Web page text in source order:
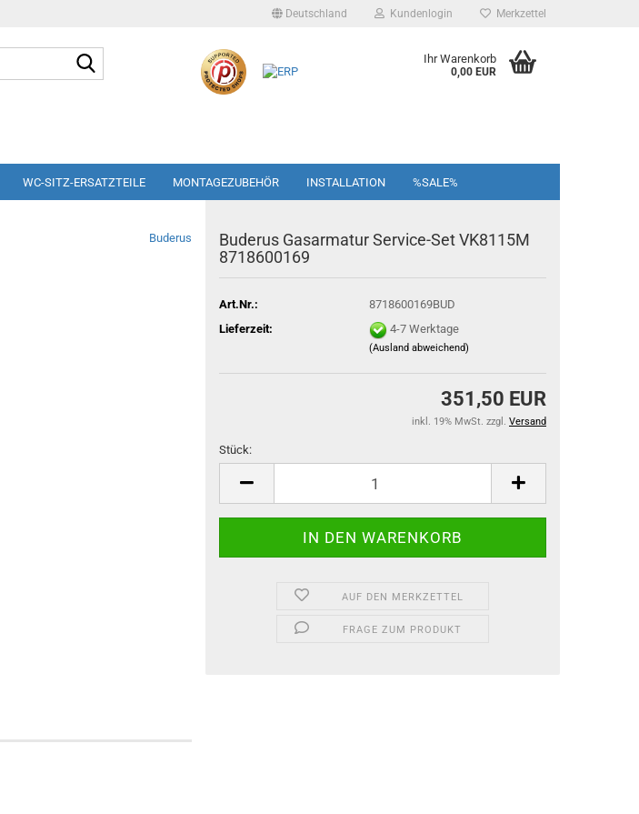
Deutschland Kundenlogin Merkzettel
Ihr Warenkorb
0,00 EUR
WC-SITZ-ERSATZTEILE MONTAGEZUBEHÖR INSTALLATION %SALE%
Buderus
Buderus Gasarmatur Service-Set VK8115M
8718600169
Art.Nr.:
8718600169BUD
Lieferzeit:
4-7 Werktage
(Ausland abweichend)
351,50 EUR
inkl. 19% MwSt. zzgl. Versand
Stück:
Stück
AUF DEN MERKZETTEL
FRAGE ZUM PRODUKT